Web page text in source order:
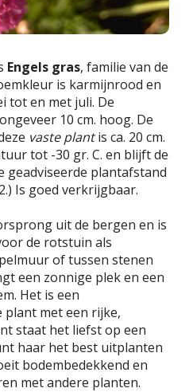
Engels gras, familie van de
is karmijnrood en
tot en met juli. De
10 cm. hoog. De
vaste plantis ca. 20 cm.
tot -30 gr. C. en blijft de
geadviseerde plantafstand
Is goed verkrijgbaar.
uit de bergen en is
de rotstuin als
of tussen stenen
een zonnige plek en een
Het is een
met een rijke,
staat het liefst op een
haar het best uitplanten
bodembedekkend en
met andere planten.